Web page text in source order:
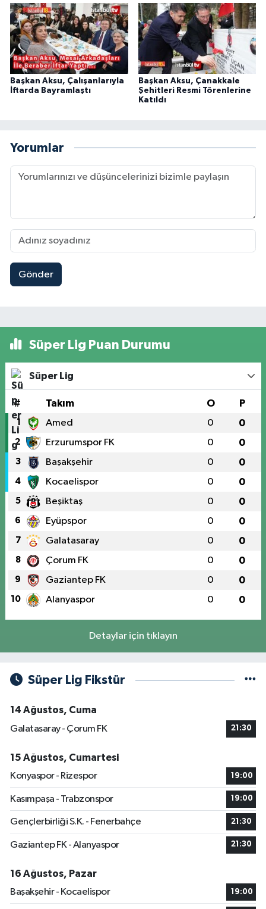
Başkan Aksu, Çalışanlarıyla
İftarda Bayramlaştı
Başkan Aksu, Çanakkale
Şehitleri Resmi Törenlerine
Katıldı
Yorumlar
Gönder
Süper Lig Puan Durumu
Süper Lig
# Takım O P
1 Amed 0 0
2 Erzurumspor FK 0 0
3 Başakşehir 0 0
4 Kocaelispor 0 0
5 Beşiktaş 0 0
6 Eyüpspor 0 0
7 Galatasaray 0 0
8 Çorum FK 0 0
9 Gaziantep FK 0 0
10 Alanyaspor 0 0
Detaylar için tıklayın
Süper Lig Fikstür
14 Ağustos, Cuma
Galatasaray - Çorum FK
21:30
15 Ağustos, Cumartesi
Konyaspor - Rizespor
19:00
Kasımpaşa - Trabzonspor 19:00
Gençlerbirliği S.K. - Fenerbahçe 21:30
Gaziantep FK - Alanyaspor 21:30
16 Ağustos, Pazar
Başakşehir - Kocaelispor
19:00